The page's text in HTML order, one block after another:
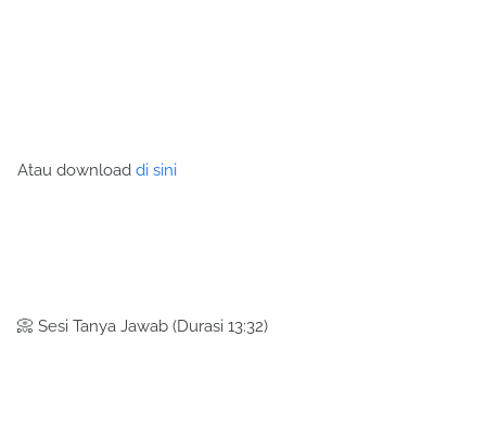
Atau download di sini
📀 Sesi Tanya Jawab (Durasi 13:32)